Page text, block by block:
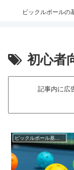
ピックルボールの
初心者
記事内に広
ピックルボール基本知識